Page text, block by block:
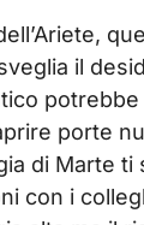
il
porte
di Marte
con i